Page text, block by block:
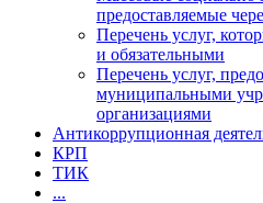
предоставляемые
Перечень услуг,
и обязательными
Перечень услуг,
муниципальными
организациями
Антикоррупционная
КРП
ТИК
...